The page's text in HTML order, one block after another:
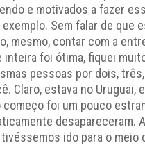
e motivados a fazer
Sem falar de que
mesmo, contar com a
foi ótima, fiquei
pessoas por dois,
Claro, estava no Uruguai,
foi um pouco
desapareceram.
ido para o meio